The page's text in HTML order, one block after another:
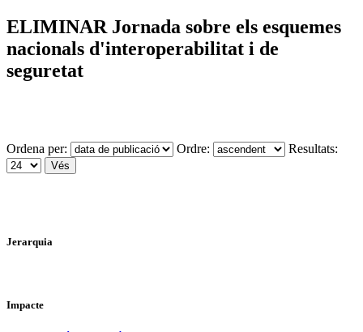
ELIMINAR Jornada sobre els esquemes
nacionals d'interoperabilitat i de
seguretat
Ordena per: Ordre: Resultats:
Jerarquia
Impacte